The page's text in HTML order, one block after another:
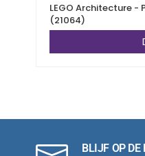
LEGO Architecture -
(21064)
BLIJF OP DE